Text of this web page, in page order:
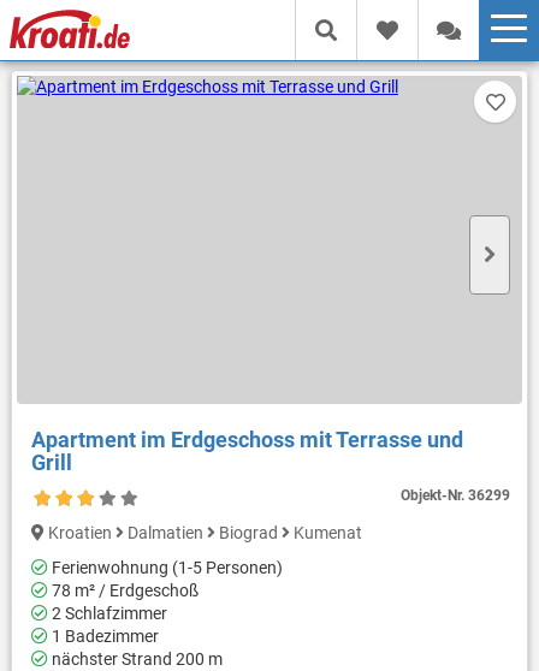
Apartment im Erdgeschoss mit Terrasse und
Grill
Objekt-Nr.36299
Kroatien Dalmatien Biograd
Kumenat
Ferienwohnung (1-5 Personen)
78 m² / Erdgeschoß
2 Schlafzimmer
1 Badezimmer
nächster Strand 200 m